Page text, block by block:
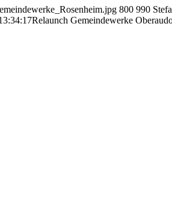
800 990
Relaunch Gemeindewerke